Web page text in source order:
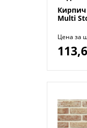
Кирпич
Multi
Цена за